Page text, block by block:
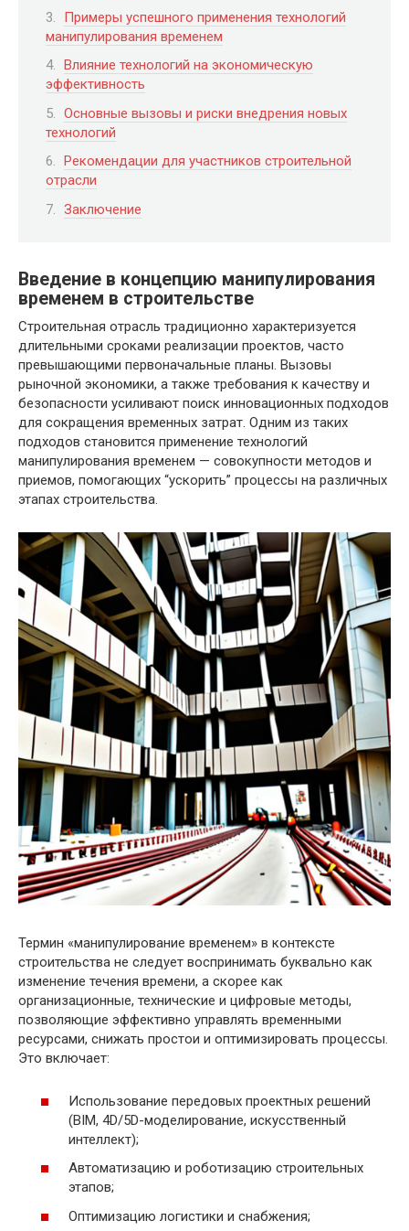
Примеры успешного применения технологий
манипулирования временем
Влияние технологий на экономическую
эффективность
Основные вызовы и риски внедрения новых
технологий
Рекомендации для участников строительной
отрасли
Заключение
Введение в концепцию манипулирования
временем в строительстве
Строительная отрасль традиционно характеризуется
длительными сроками реализации проектов, часто
превышающими первоначальные планы. Вызовы
рыночной экономики, а также требования к качеству и
безопасности усиливают поиск инновационных подходов
для сокращения временных затрат. Одним из таких
подходов становится применение технологий
манипулирования временем — совокупности методов и
приемов, помогающих “ускорить” процессы на различных
этапах строительства.
Термин «манипулирование временем» в контексте
строительства не следует воспринимать буквально как
изменение течения времени, а скорее как
организационные, технические и цифровые методы,
позволяющие эффективно управлять временными
ресурсами, снижать простои и оптимизировать процессы.
Это включает:
Использование передовых проектных решений
(BIM, 4D/5D-моделирование, искусственный
интеллект);
Автоматизацию и роботизацию строительных
этапов;
Оптимизацию логистики и снабжения;